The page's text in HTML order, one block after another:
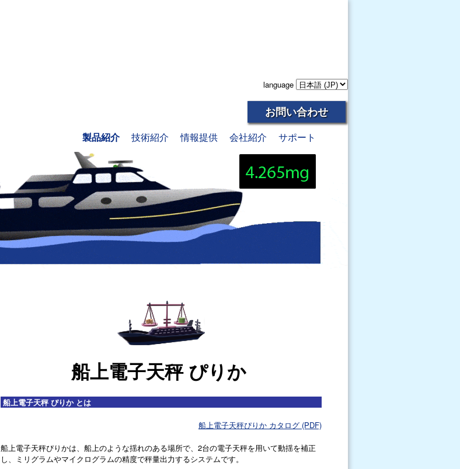
language
お問い合わせ
製品紹介 技術紹介 情報提供 会社紹介 サポート
船上電子天秤 ぴりか
船上電子天秤 ぴりか とは
船上電子天秤ぴりか カタログ (PDF)
船上電子天秤ぴりかは、船上のような揺れのある場所で、2台の電子天秤を用いて動揺を補正
し、ミリグラムやマイクログラムの精度で秤量出力するシステムです。